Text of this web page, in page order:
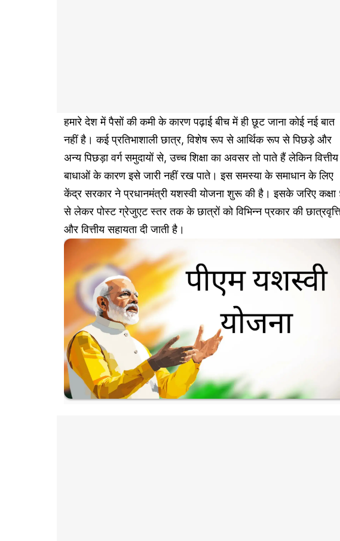
हमारे देश में पैसों की कमी के कारण पढ़ाई बीच में ही छूट जाना कोई नई बात
नहीं है। कई प्रतिभाशाली छात्र, विशेष रूप से आर्थिक रूप से पिछड़े और
अन्य पिछड़ा वर्ग समुदायों से, उच्च शिक्षा का अवसर तो पाते हैं लेकिन वित्तीय
बाधाओं के कारण इसे जारी नहीं रख पाते। इस समस्या के समाधान के लिए
केंद्र सरकार ने प्रधानमंत्री यशस्वी योजना शुरू की है। इसके जरिए कक्षा
से लेकर पोस्ट ग्रेजुएट स्तर तक के छात्रों को विभिन्न प्रकार की
और वित्तीय सहायता दी जाती है।